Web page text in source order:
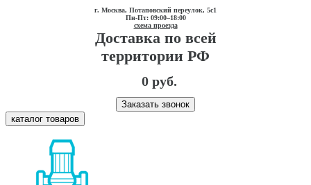
г. Москва, Потаповский переулок, 5с1
Пн-Пт: 09:00–18:00
схема проезда
Доставка по всей
территории РФ
0 руб.
Заказать звонок
каталог товаров